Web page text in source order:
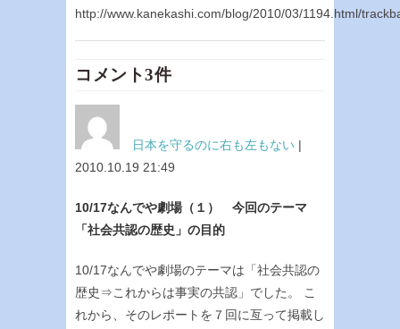
http://www.kanekashi.com/blog/2010/03/1194.html/
コメント3件
日本を守るのに右も左もない |
2010.10.19 21:49
10/17なんでや劇場（１） 今回のテーマ
「社会共認の歴史」の目的
10/17なんでや劇場のテーマは「社会共認の
歴史⇒これからは事実の共認」でした。 こ
れから、そのレポートを７回に亙って掲載し